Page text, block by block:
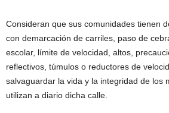
Consideran que sus comunidades tienen
con demarcación de carriles, paso de
escolar, límite de velocidad, altos,
reflectivos, túmulos o reductores de
salvaguardar la vida y la integridad de los
utilizan a diario dicha calle.